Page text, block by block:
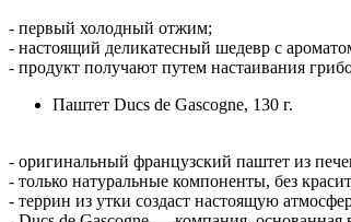
- первый холодный отжим;
- настоящий деликатесный шедевр с
- продукт получают путем настаивания
Паштет Ducs de Gascogne, 130 г.
- оригинальный французский паштет из
- только натуральные компоненты, без
- террин из утки создаст настоящую